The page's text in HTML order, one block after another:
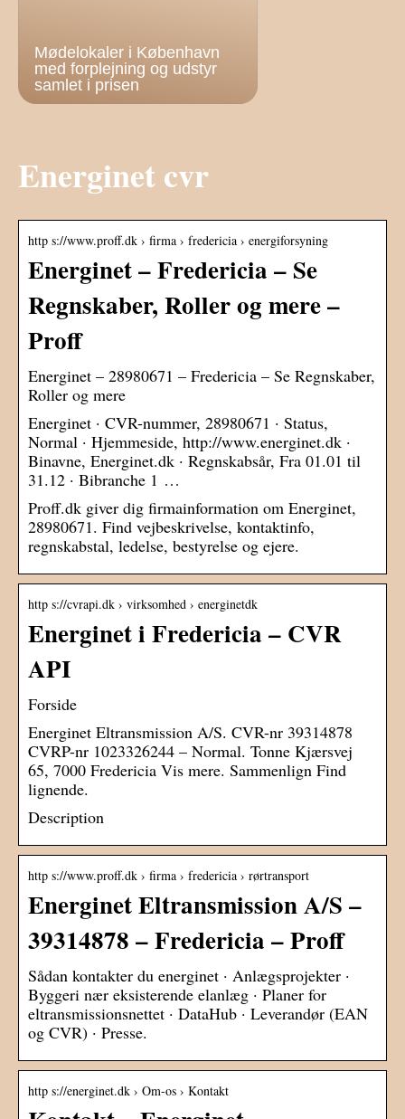
Mødelokaler i København
med forplejning og udstyr
samlet i prisen
Energinet cvr
http s://www.proff.dk › firma › fredericia › energiforsyning
Energinet – Fredericia – Se
Regnskaber, Roller og mere –
Proff
Energinet – 28980671 – Fredericia – Se Regnskaber,
Roller og mere
Energinet · CVR-nummer, 28980671 · Status,
Normal · Hjemmeside, http://www.energinet.dk ·
Binavne, Energinet.dk · Regnskabsår, Fra 01.01 til
31.12 · Bibranche 1 …
Proff.dk giver dig firmainformation om Energinet,
28980671. Find vejbeskrivelse, kontaktinfo,
regnskabstal, ledelse, bestyrelse og ejere.
http s://cvrapi.dk › virksomhed › energinetdk
Energinet i Fredericia – CVR
API
Forside
Energinet Eltransmission A/S. CVR-nr 39314878
CVRP-nr 1023326244 – Normal. Tonne Kjærsvej
65, 7000 Fredericia Vis mere. Sammenlign Find
lignende.
Description
http s://www.proff.dk › firma › fredericia › rørtransport
Energinet Eltransmission A/S –
39314878 – Fredericia – Proff
Sådan kontakter du energinet · Anlægsprojekter ·
Byggeri nær eksisterende elanlæg · Planer for
eltransmissionsnettet · DataHub · Leverandør (EAN
og CVR) · Presse.
http s://energinet.dk › Om-os › Kontakt